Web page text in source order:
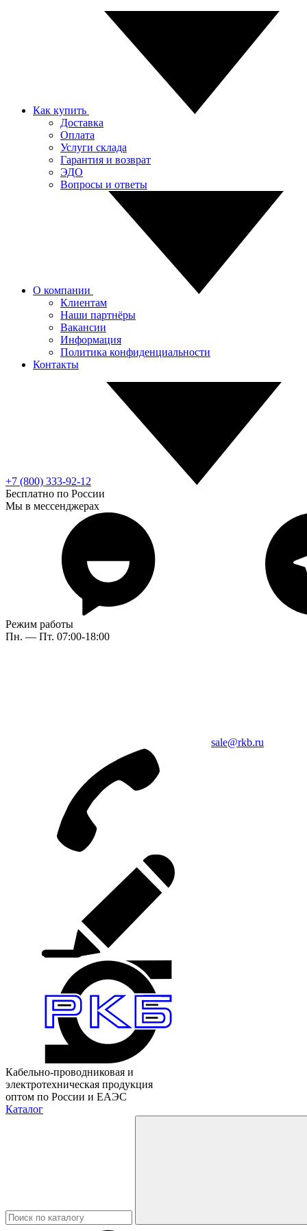
Как купить
Доставка
Оплата
Услуги склада
Гарантия и возврат
ЭДО
Вопросы и ответы
О компании
Клиентам
Наши партнёры
Вакансии
Информация
Политика конфиденциальности
Контакты
+7 (800) 333-92-12
Бесплатно по России
Мы в мессенджерах
Режим работы
Пн. — Пт. 07:00-18:00
sale@rkb.ru
Кабельно-проводниковая и
электротехническая продукция
оптом по России и ЕАЭС
Каталог